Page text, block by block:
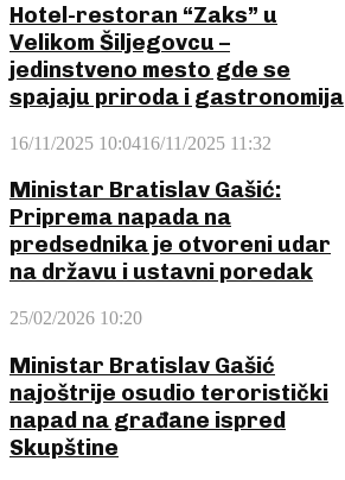
Hotel-restoran “Zaks” u
Velikom Šiljegovcu –
jedinstveno mesto gde se
spajaju priroda i gastronomija
16/11/2025 10:0416/11/2025 11:32
Ministar Bratislav Gašić:
Priprema napada na
predsednika je otvoreni udar
na državu i ustavni poredak
25/02/2026 10:20
Ministar Bratislav Gašić
najoštrije osudio teroristički
napad na građane ispred
Skupštine